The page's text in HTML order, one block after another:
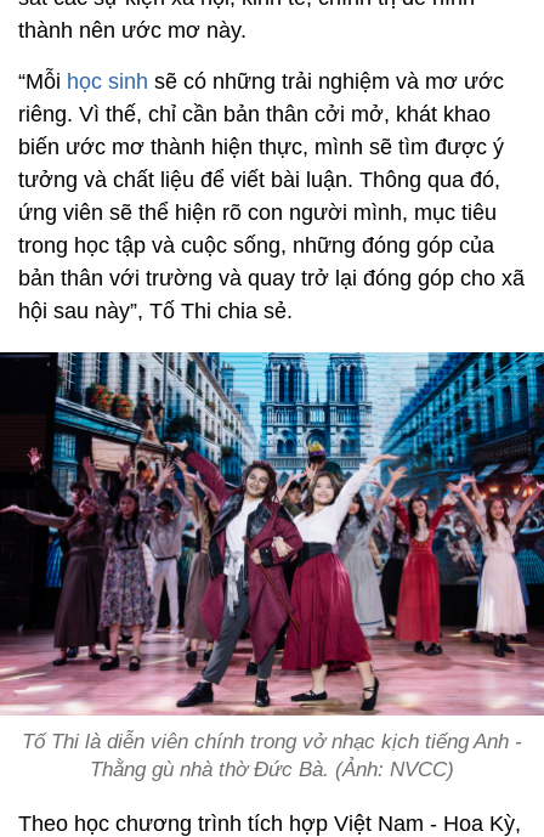
thành nên ước mơ này.
“Mỗi học sinh sẽ có những trải nghiệm và mơ ước
riêng. Vì thế, chỉ cần bản thân cởi mở, khát khao
biến ước mơ thành hiện thực, mình sẽ tìm được ý
tưởng và chất liệu để viết bài luận. Thông qua đó,
ứng viên sẽ thể hiện rõ con người mình, mục tiêu
trong học tập và cuộc sống, những đóng góp của
bản thân với trường và quay trở lại đóng góp cho xã
hội sau này”, Tố Thi chia sẻ.
Tố Thi là diễn viên chính trong vở nhạc kịch tiếng Anh -
Thằng gù nhà thờ Đức Bà. (Ảnh: NVCC)
Theo học chương trình tích hợp Việt Nam - Hoa Kỳ,